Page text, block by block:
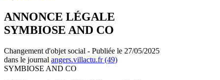
ANNONCE LÉGALE
SYMBIOSE AND CO
Changement d'objet social - Publiée le 27/05/2025
dans le journal angers.villactu.fr (49)
SYMBIOSE AND CO